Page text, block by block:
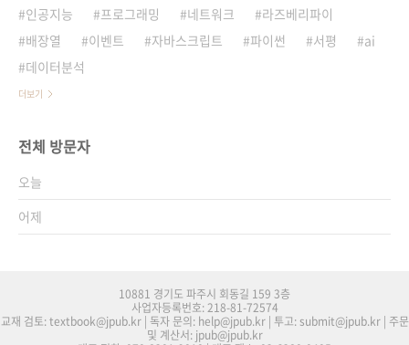
인공지능
프로그래밍 네트워크
라즈베리파이
배장열
이벤트 자바스크립트 파이썬 서평
ai
데이터분석
더보기
전체 방문자
오늘
어제
10881 경기도 파주시 회동길 159 3층
사업자등록번호: 218-81-72574
교재 검토: textbook@jpub.kr | 독자 문의: help@jpub.kr | 투고: submit@jpub.kr | 주문
및 계산서: jpub@jpub.kr